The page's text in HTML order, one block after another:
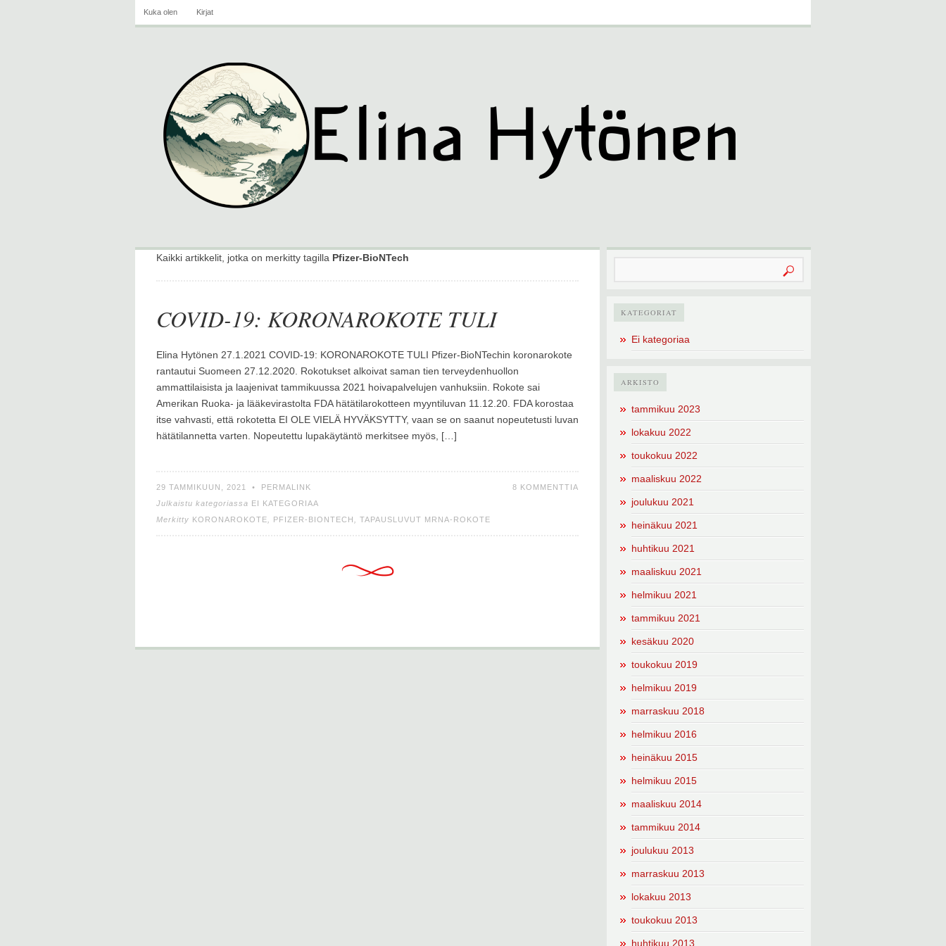
Kuka olen Kirjat
Kaikki artikkelit, jotka on merkitty tagilla Pfizer-BioNTech
COVID-19: KORONAROKOTE TULI
Elina Hytönen 27.1.2021 COVID-19: KORONAROKOTE TULI Pfizer-BioNTechin koronarokote
rantautui Suomeen 27.12.2020. Rokotukset alkoivat saman tien terveydenhuollon
ammattilaisista ja laajenivat tammikuussa 2021 hoivapalvelujen vanhuksiin. Rokote sai
Amerikan Ruoka- ja lääkevirastolta FDA hätätilarokotteen myyntiluvan 11.12.20. FDA korostaa
itse vahvasti, että rokotetta EI OLE VIELÄ HYVÄKSYTTY, vaan se on saanut nopeutetusti luvan
hätätilannetta varten. Nopeutettu lupakäytäntö merkitsee myös, […]
8 KOMMENTTIA
29 TAMMIKUUN, 2021 • PERMALINK
Julkaistu kategoriassa EI KATEGORIAA
Merkitty KORONAROKOTE PFIZER-BIONTECH TAPAUSLUVUT MRNA-ROKOTE
KATEGORIAT
Ei kategoriaa
ARKISTO
tammikuu 2023
lokakuu 2022
toukokuu 2022
maaliskuu 2022
joulukuu 2021
heinäkuu 2021
huhtikuu 2021
maaliskuu 2021
helmikuu 2021
tammikuu 2021
kesäkuu 2020
toukokuu 2019
helmikuu 2019
marraskuu 2018
helmikuu 2016
heinäkuu 2015
helmikuu 2015
maaliskuu 2014
tammikuu 2014
joulukuu 2013
marraskuu 2013
lokakuu 2013
toukokuu 2013
huhtikuu 2013